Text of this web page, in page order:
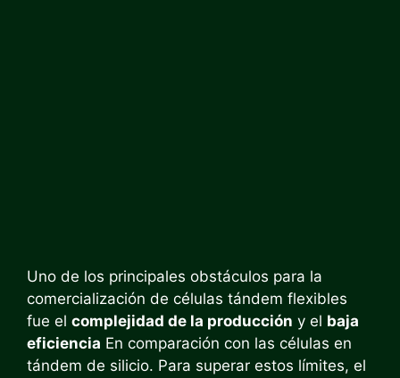
Uno de los principales obstáculos para la
comercialización de células tándem flexibles
fue el complejidad de la producción y el baja
eficiencia En comparación con las células en
tándem de silicio. Para superar estos límites, el